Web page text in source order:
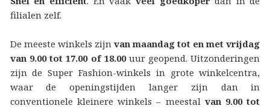
filialen zelf.
De meeste winkels zijn van maandag tot en met vrijdag
van 9.00 tot 17.00 of 18.00uur geopend. Uitzonderingen
zijn de Super Fashion-winkels in grote winkelcentra,
waar de openingstijden langer zijn dan in
conventionele kleinere winkels – meestal van 9.00 tot